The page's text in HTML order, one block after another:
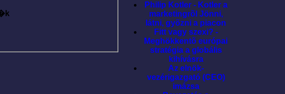
Philip Kotler - Kotler a
marketingrõl Jönni,
látni, gyõzni a piacon
Fitt vagy szexi? -
Meghökkentõ európai
stratégia a globális
kihívásra
Az elnök-
vezérigazgató (CEO)
imázsa